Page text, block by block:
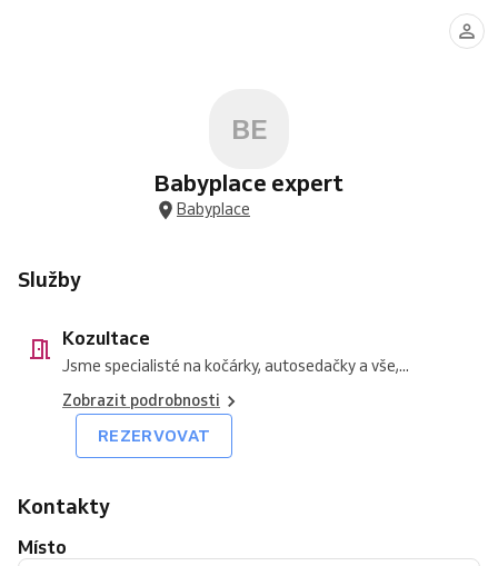
BE
Babyplace expert
Babyplace
Služby
Kozultace
Jsme specialisté na kočárky, autosedačky a vše,...
Zobrazit podrobnosti
REZERVOVAT
Kontakty
Místo